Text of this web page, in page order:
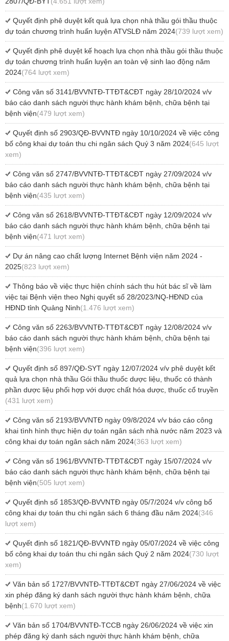
Quyết định phê duyệt kết quả lựa chọn nhà thầu gói thầu thuộc
dự toán chương trình huấn luyện ATVSLĐ năm 2024(739 lượt xem)
Quyết định phê duyệt kế hoạch lựa chọn nhà thầu gói thầu thuộc
dự toán chương trình huấn luyện an toàn vệ sinh lao động năm
2024(764 lượt xem)
Công văn số 3141/BVVNTĐ-TTĐT&CĐT ngày 28/10/2024 v/v
báo cáo danh sách người thực hành khám bệnh, chữa bệnh tại
bệnh viện(479 lượt xem)
Quyết định số 2903/QĐ-BVVNTĐ ngày 10/10/2024 về việc công
bố công khai dự toán thu chi ngân sách Quý 3 năm 2024(645 lượt
xem)
Công văn số 2747/BVVNTĐ-TTĐT&CĐT ngày 27/09/2024 v/v
báo cáo danh sách người thực hành khám bệnh, chữa bệnh tại
bệnh viện(435 lượt xem)
Công văn số 2618/BVVNTĐ-TTĐT&CĐT ngày 12/09/2024 v/v
báo cáo danh sách người thực hành khám bệnh, chữa bệnh tại
bệnh viện(471 lượt xem)
Dự án nâng cao chất lượng Internet Bệnh viện năm 2024 -
2025(823 lượt xem)
Thông báo về việc thực hiện chính sách thu hút bác sĩ về làm
việc tại Bệnh viện theo Nghị quyết số 28/2023/NQ-HĐND của
HĐND tỉnh Quảng Ninh(1.476 lượt xem)
Công văn số 2263/BVVNTĐ-TTĐT&CĐT ngày 12/08/2024 v/v
báo cáo danh sách người thực hành khám bệnh, chữa bệnh tại
bệnh viện(396 lượt xem)
Quyết định số 897/QĐ-SYT ngày 12/07/2024 v/v phê duyệt kết
quả lựa chọn nhà thầu Gói thầu thuốc dược liệu, thuốc có thành
phần dược liệu phối hợp với dược chất hóa dược, thuốc cổ truyền
(431 lượt xem)
Công văn số 2193/BVVNTĐ ngày 09/8/2024 v/v báo cáo công
khai tình hình thực hiện dự toán ngân sách nhà nước năm 2023 và
công khai dự toán ngân sách năm 2024(363 lượt xem)
Công văn số 1961/BVVNTĐ-TTĐT&CĐT ngày 15/07/2024 v/v
báo cáo danh sách người thực hành khám bệnh, chữa bệnh tại
bệnh viện(505 lượt xem)
Quyết định số 1853/QĐ-BVVNTĐ ngày 05/7/2024 v/v công bố
công khai dự toán thu chi ngân sách 6 tháng đầu năm 2024(346
lượt xem)
Quyết định số 1821/QĐ-BVVNTĐ ngày 05/07/2024 về việc công
bố công khai dự toán thu chi ngân sách Quý 2 năm 2024(730 lượt
xem)
Văn bản số 1727/BVVNTĐ-TTĐT&CĐT ngày 27/06/2024 về việc
xin phép đăng ký danh sách người thực hành khám bệnh, chữa
bệnh(1.670 lượt xem)
Văn bản số 1704/BVVNTĐ-TCCB ngày 26/06/2024 về việc xin
phép đăng ký danh sách người thực hành khám bệnh, chữa